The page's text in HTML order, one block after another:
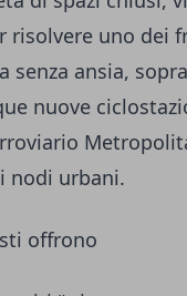
risolvere uno dei
senza ansia,
nuove
nodi urbani.
offrono